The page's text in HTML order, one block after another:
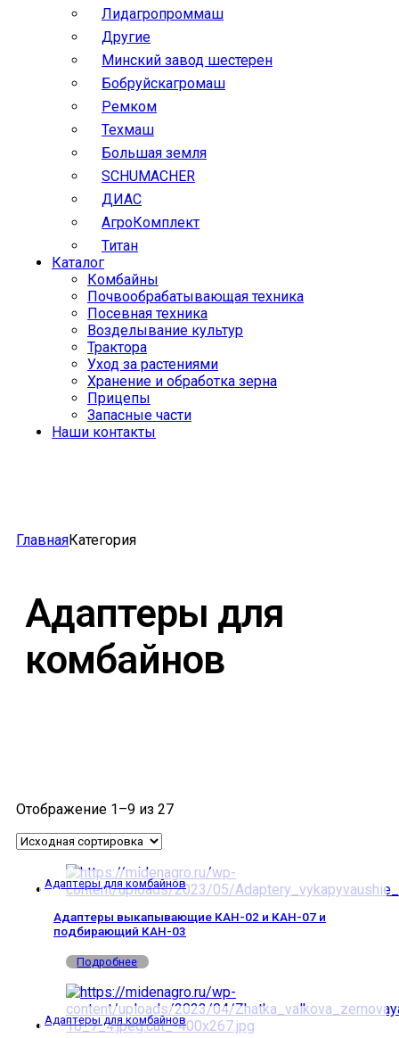
Лидагропроммаш
Другие
Минский завод шестерен
Бобруйскагромаш
Ремком
Техмаш
Большая земля
SCHUMACHER
ДИАС
АгроКомплект
Титан
Каталог
Комбайны
Почвообрабатывающая техника
Посевная техника
Возделывание культур
Трактора
Уход за растениями
Хранение и обработка зерна
Прицепы
Запасные части
Наши контакты
ГлавнаяКатегория
Адаптеры для
комбайнов
Отображение 1–9 из 27
Адаптеры для комбайнов
Адаптеры выкапывающие КАН-02 и КАН-07 и
подбирающий КАН-03
Подробнее
Адаптеры для комбайнов